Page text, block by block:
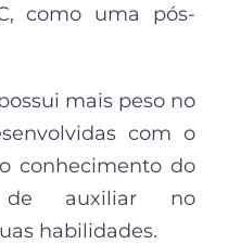
como uma pós-
mais peso no
com o
conhecimento do
de auxiliar no
habilidades.